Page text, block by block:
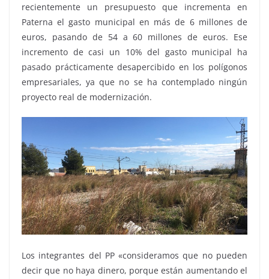
recientemente un presupuesto que incrementa en
Paterna el gasto municipal en más de 6 millones de
euros, pasando de 54 a 60 millones de euros. Ese
incremento de casi un 10% del gasto municipal ha
pasado prácticamente desapercibido en los polígonos
empresariales, ya que no se ha contemplado ningún
proyecto real de modernización.
Los integrantes del PP «consideramos que no pueden
decir que no haya dinero, porque están aumentando el